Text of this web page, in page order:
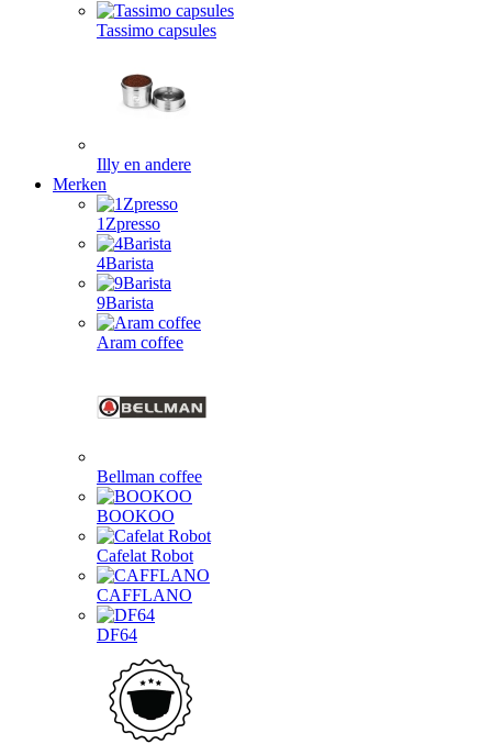
Tassimo capsules
Illy en andere
Merken
1Zpresso
4Barista
9Barista
Aram coffee
Bellman coffee
BOOKOO
Cafelat Robot
CAFFLANO
DF64